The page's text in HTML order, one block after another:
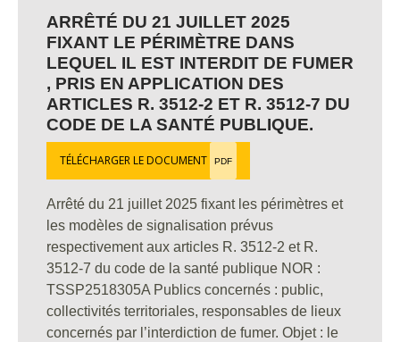
ARRÊTÉ DU 21 JUILLET 2025
FIXANT LE PÉRIMÈTRE DANS
LEQUEL IL EST INTERDIT DE FUMER
, PRIS EN APPLICATION DES
ARTICLES R. 3512-2 ET R. 3512-7 DU
CODE DE LA SANTÉ PUBLIQUE.
TÉLÉCHARGER LE DOCUMENT PDF
Arrêté du 21 juillet 2025 fixant les périmètres et
les modèles de signalisation prévus
respectivement aux articles R. 3512-2 et R.
3512-7 du code de la santé publique NOR :
TSSP2518305A Publics concernés : public,
collectivités territoriales, responsables de lieux
concernés par l’interdiction de fumer. Objet : le